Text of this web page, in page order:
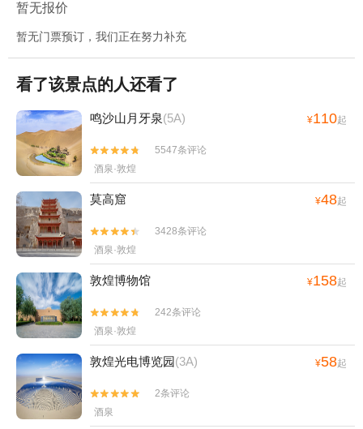
暂无报价
暂无门票预订，我们正在努力补充
看了该景点的人还看了
鸣沙山月牙泉(5A) ¥110起


5547条评论
酒泉·敦煌
莫高窟 ¥48起


3428条评论
酒泉·敦煌
敦煌博物馆 ¥158起


242条评论
酒泉·敦煌
敦煌光电博览园(3A) ¥58起


2条评论
酒泉